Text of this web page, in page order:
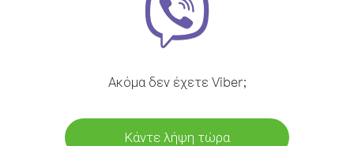
Ακόμα δεν έχετε Viber;
Κάντε λήψη τώρα